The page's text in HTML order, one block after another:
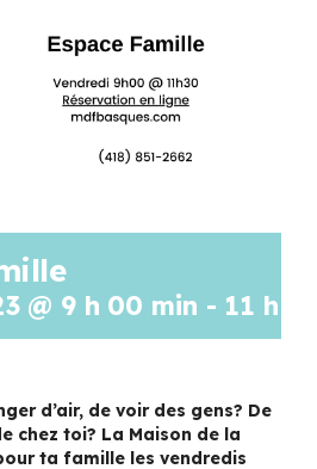
@ 9 h 00 min - 11 h
d’air, de voir des gens? De
chez toi? La Maison de la
ta famille les vendredis